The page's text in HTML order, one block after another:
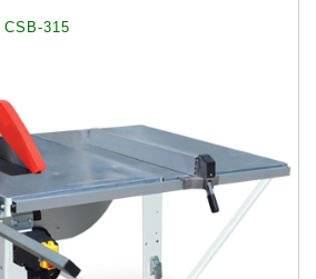
315